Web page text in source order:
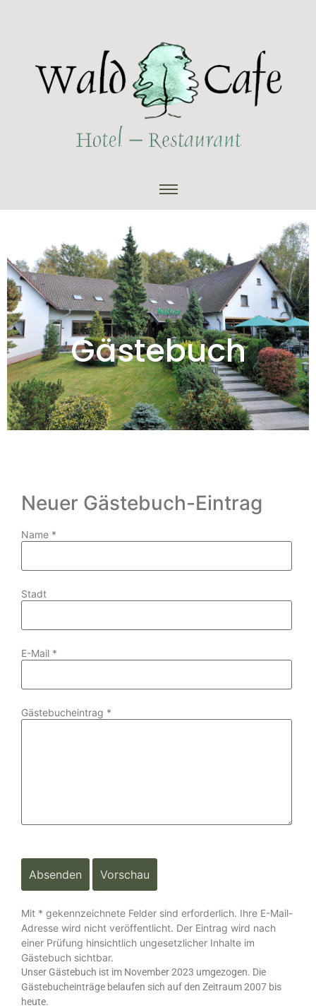
Gästebuch
Neuer Gästebuch-Eintrag
Name *
Stadt
E-Mail *
Gästebucheintrag *
Mit * gekennzeichnete Felder sind erforderlich. Ihre E-Mail-
Adresse wird nicht veröffentlicht. Der Eintrag wird nach
einer Prüfung hinsichtlich ungesetzlicher Inhalte im
Gästebuch sichtbar.
Unser Gästebuch ist im November 2023 umgezogen. Die
Gästebucheinträge belaufen sich auf den Zeitraum 2007 bis
heute.